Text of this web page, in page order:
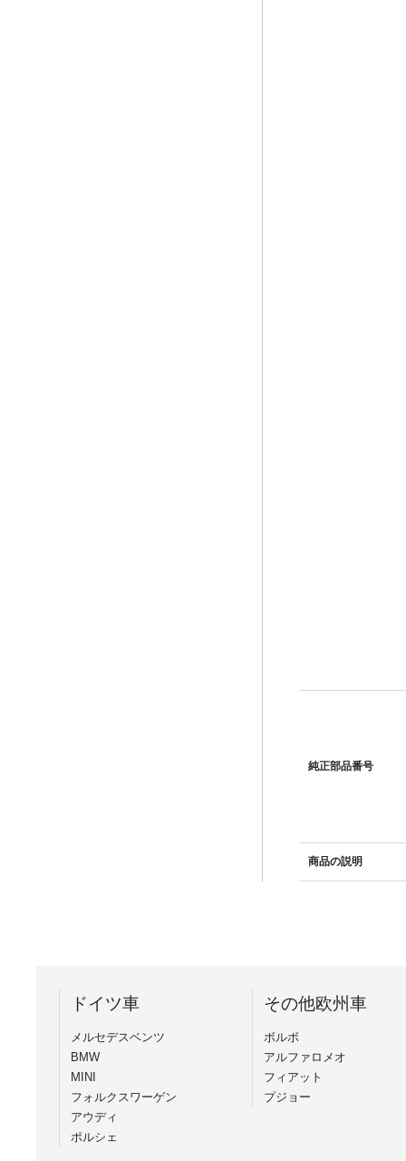
純正部品番号
商品の説明
ドイツ車
メルセデスベンツ
BMW
MINI
フォルクスワーゲン
アウディ
ポルシェ
その他欧州車
ボルボ
アルファロメオ
フィアット
プジョー